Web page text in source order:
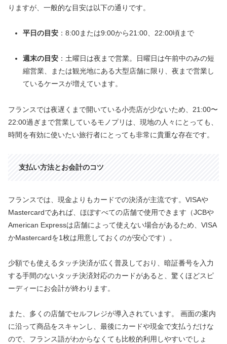
りますが、一般的な目安は以下の通りです。
平日の目安：8:00または9:00から21:00、22:00頃まで
週末の目安：土曜日は夜まで営業。日曜日は午前中のみの短
縮営業、または観光地にある大型店舗に限り、夜まで営業し
ているケースが増えています。
フランスでは夜遅くまで開いている小売店が少ないため、21:00〜
22:00過ぎまで営業しているモノプリは、現地の人々にとっても、
時間を有効に使いたい旅行者にとっても非常に貴重な存在です。
支払い方法とお会計のコツ
フランスでは、現金よりもカードでの決済が主流です。VISAや
Mastercardであれば、ほぼすべての店舗で使用できます（JCBや
American Expressは店舗によって使えない場合があるため、VISA
かMastercardを1枚は用意しておくのが安心です）。
少額でも使えるタッチ決済が広く普及しており、暗証番号を入力
する手間のないタッチ決済対応のカードがあると、驚くほどスピ
ーディーにお会計が終わります。
また、多くの店舗でセルフレジが導入されています。 画面の案内
に沿って商品をスキャンし、最後にカードや現金で支払うだけな
ので、フランス語がわからなくても比較的利用しやすいでしょ